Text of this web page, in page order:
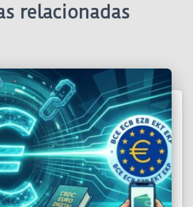
relacionadas